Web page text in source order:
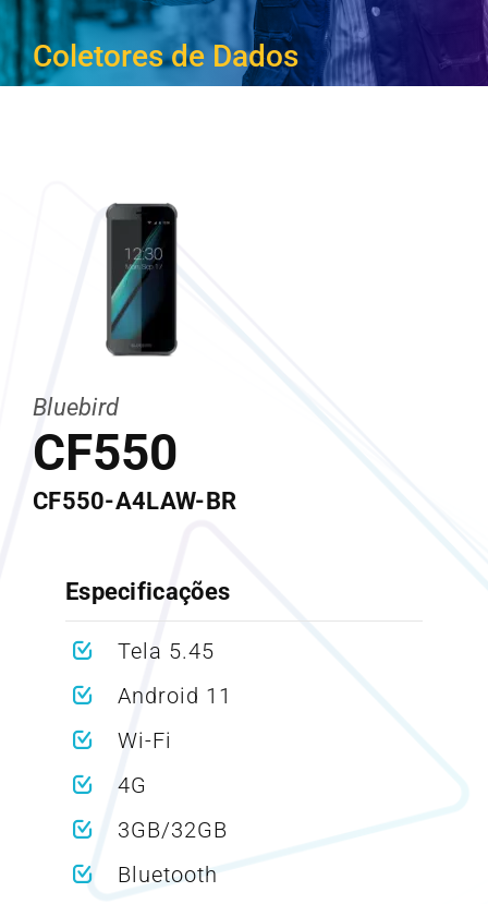
CARREIRA
Coletores de Dados
Bluebird
CF550
CF550-A4LAW-BR
Especificações
Tela 5.45
Android 11
Wi-Fi
4G
3GB/32GB
Bluetooth